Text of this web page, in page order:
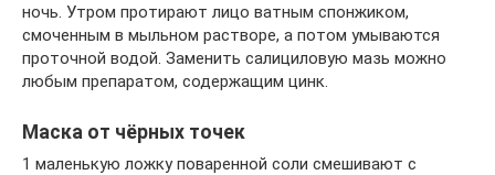
ночь. Утром протирают лицо ватным спонжиком,
смоченным в мыльном растворе, а потом умываются
проточной водой. Заменить салициловую мазь можно
любым препаратом, содержащим цинк.
Маска от чёрных точек
1 маленькую ложку поваренной соли смешивают с